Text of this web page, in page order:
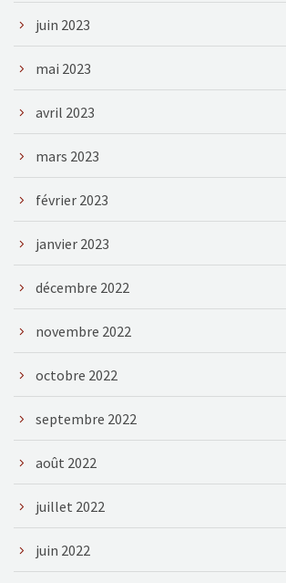
juin 2023
mai 2023
avril 2023
mars 2023
février 2023
janvier 2023
décembre 2022
novembre 2022
octobre 2022
septembre 2022
août 2022
juillet 2022
juin 2022